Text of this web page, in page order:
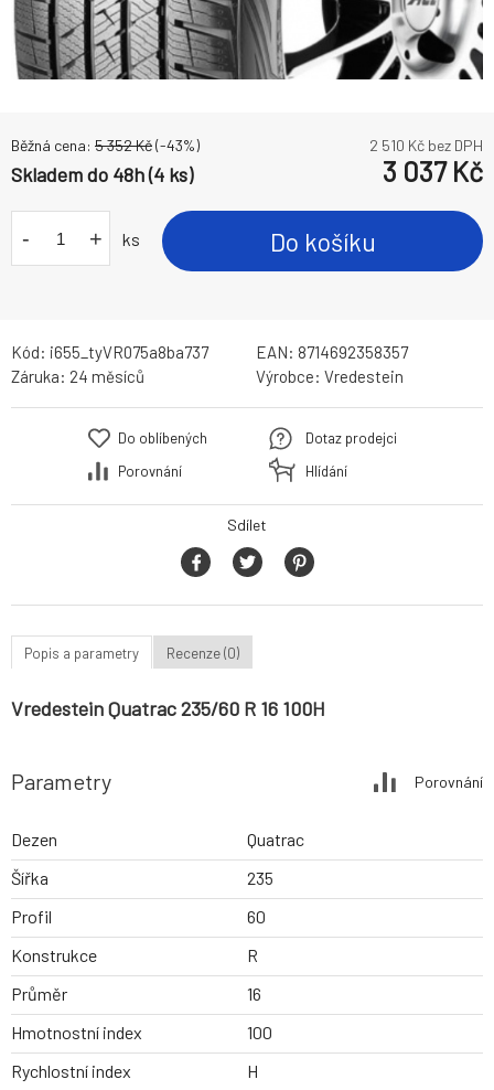
Běžná cena: 5 352Kč(-43%) 2 510 Kč bez DPH
Skladem do 48h (4 ks) 3 037Kč
- + ks Do košíku
Kód: i655_tyVR075a8ba737 EAN: 8714692358357
Záruka: 24 měsíců Výrobce: Vredestein
Do oblíbených
Porovnání
Dotaz prodejci
Hlídání
Sdílet
Popis a parametry Recenze (0)
Vredestein Quatrac 235/60 R 16 100H
Parametry Porovnání
Dezen
Quatrac
Šířka
235
Profil
60
Konstrukce
R
Průměr
16
Hmotnostní index
100
Rychlostní index
H